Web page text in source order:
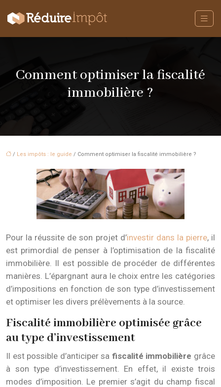
Comment optimiser la fiscalité
immobilière ?
/ Les impôts : le guide / Comment optimiser la fiscalité immobilière ?
Pour la réussite de son projet d’investir dans la pierre, il
est primordial de penser à l’optimisation de la fiscalité
immobilière. Il est possible de procéder de différentes
manières. L’épargnant aura le choix entre les catégories
d’impositions en fonction de son type d’investissement
et optimiser les divers prélèvements à la source.
Fiscalité immobilière optimisée grâce
au type d’investissement
Il est possible d’anticiper sa fiscalité immobilière grâce
à son type d’investissement. En effet, il existe trois
modes d’imposition. Le premier s’agit du champ fiscal